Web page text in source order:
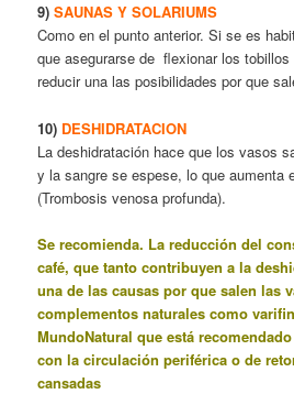
9)SAUNAS Y SOLARIUMS
Como en el punto anterior. Si se es
que asegurarse de flexionar los tobillos
reducir una las posibilidades por que
10) DESHIDRATACION
La deshidratación hace que los vasos
y la sangre se espese, lo que aumenta
(Trombosis venosa profunda).
Se recomienda. La reducción del
café, que tanto contribuyen a la
una de las causas por que salen las
complementos naturales como
MundoNatural que está
con la circulación periférica o de
cansadas